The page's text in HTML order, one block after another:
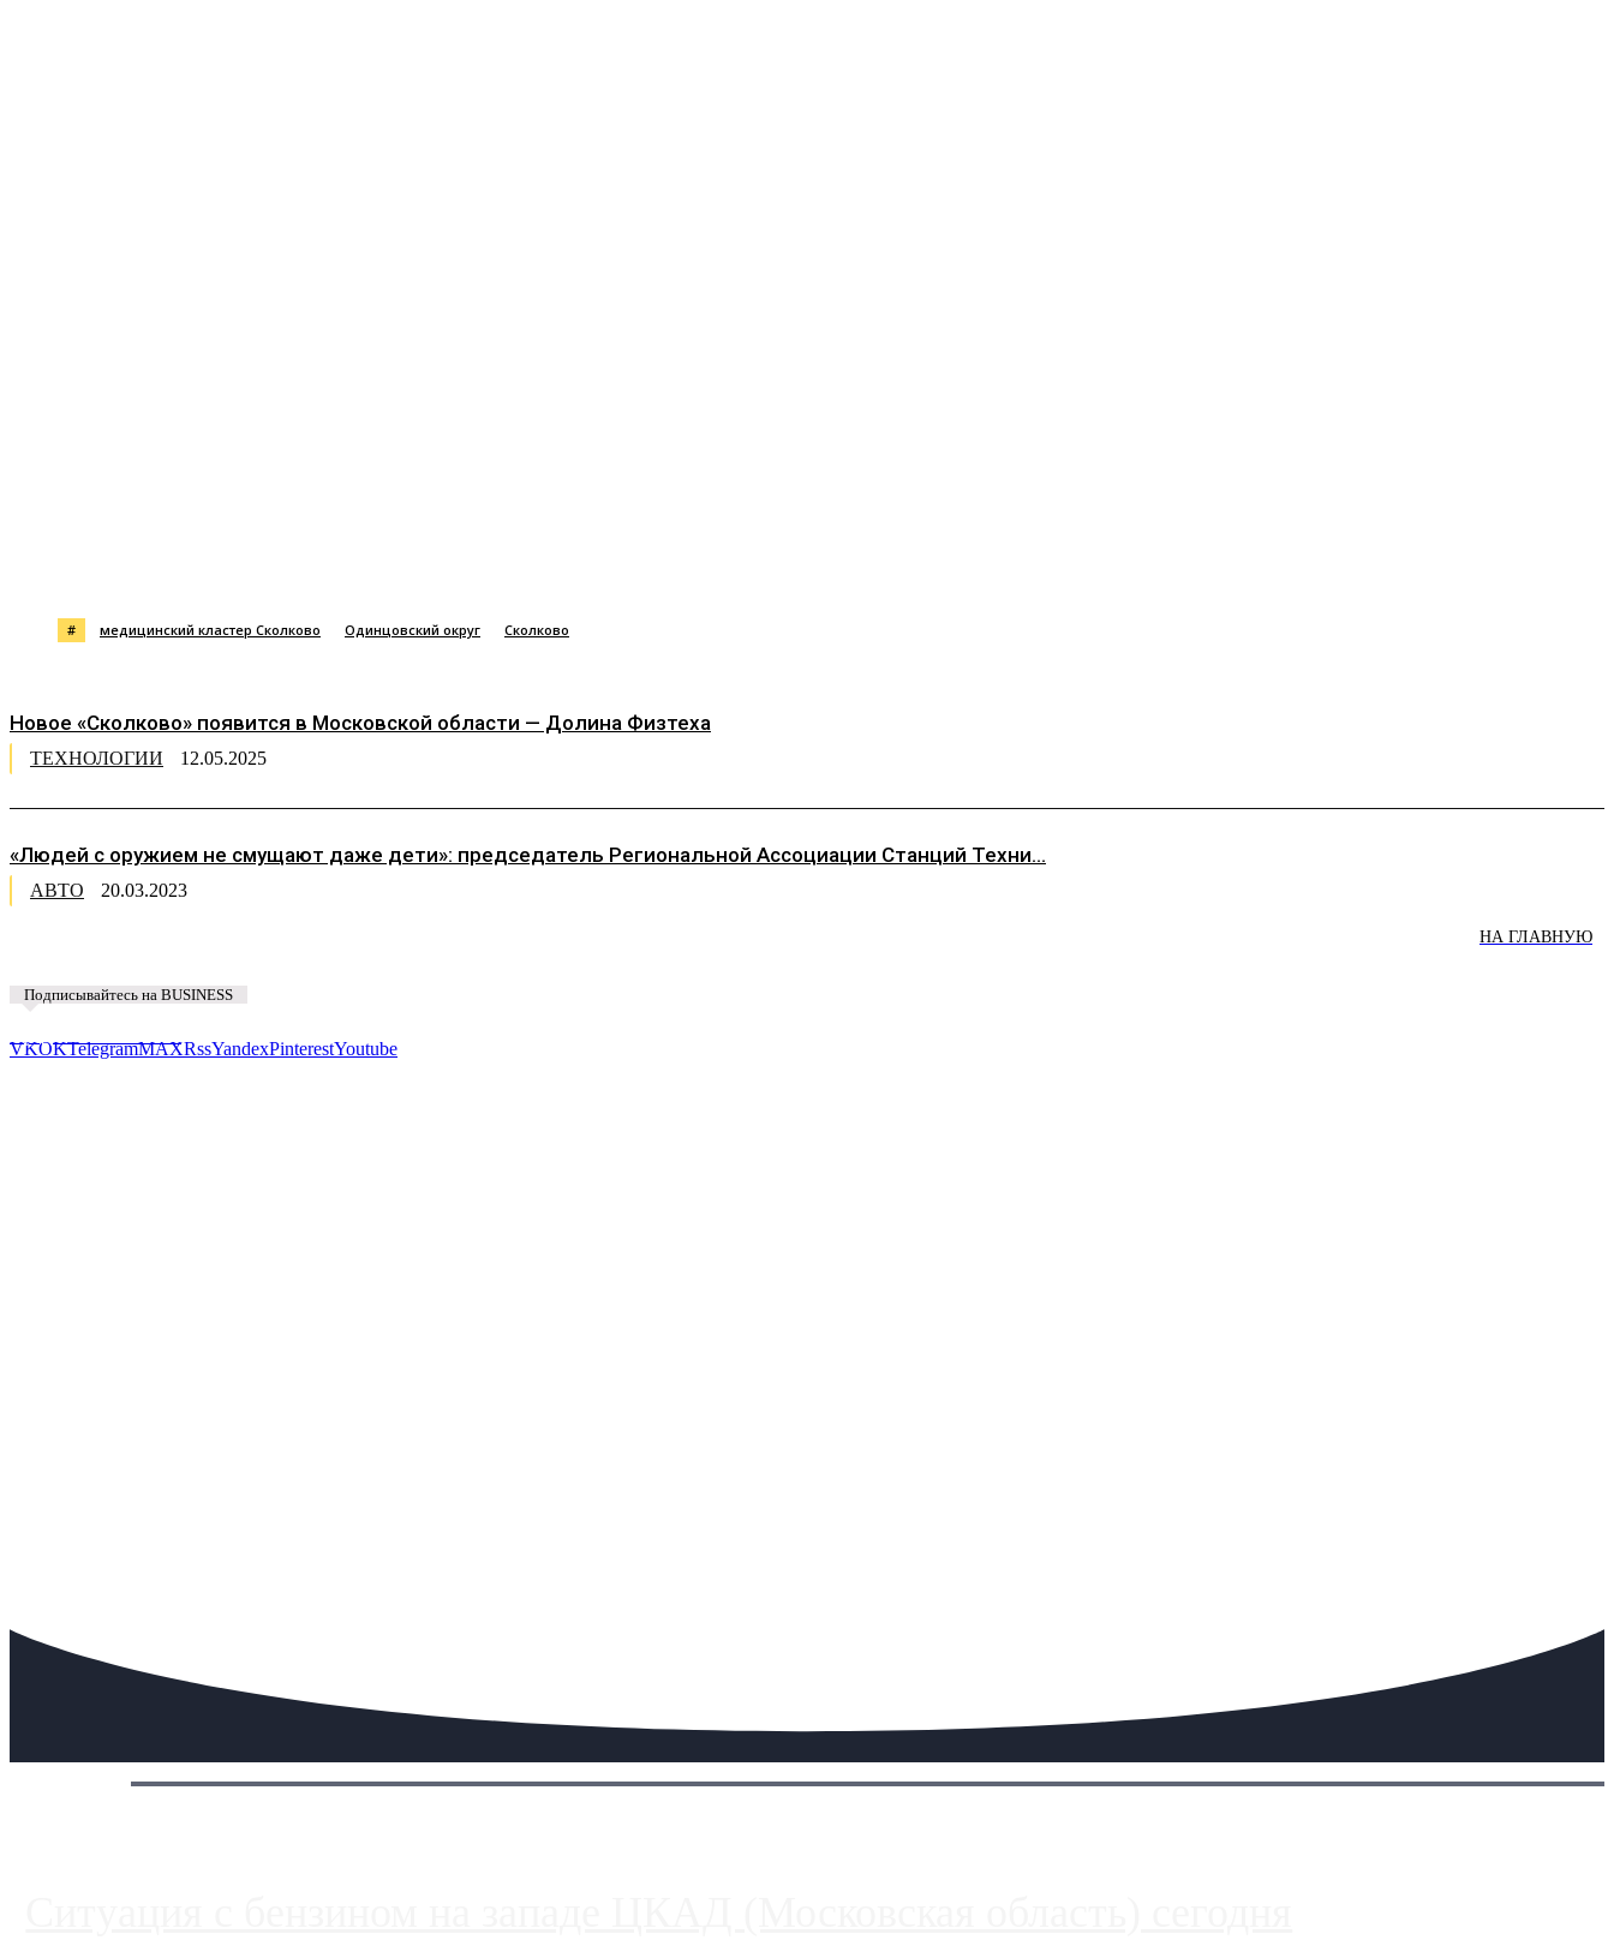
# медицинский кластер Сколково Одинцовский округ Сколково
Новое «Сколково» появится в Московской области — Долина Физтеха
ТЕХНОЛОГИИ 12.05.2025
«Людей с оружием не смущают даже дети»: председатель Региональной Ассоциации Станций Техни...
АВТО 20.03.2023
НА ГЛАВНУЮ
Подписывайтесь на BUSINESS
VKOKTelegramMAXRssYandexPinterestYoutube